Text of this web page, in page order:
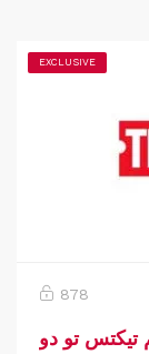
EXCLUSIVE
878